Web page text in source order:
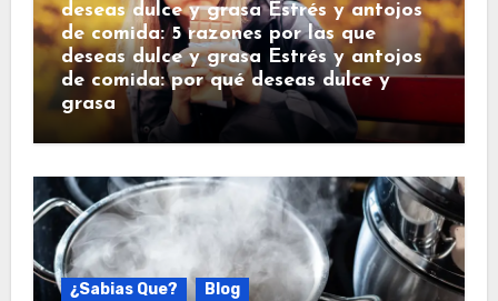
deseas dulce y grasa Estrés y antojos
de comida: 5 razones por las que
deseas dulce y grasa Estrés y antojos
de comida: por qué deseas dulce y
grasa
¿Sabias Que? Blog